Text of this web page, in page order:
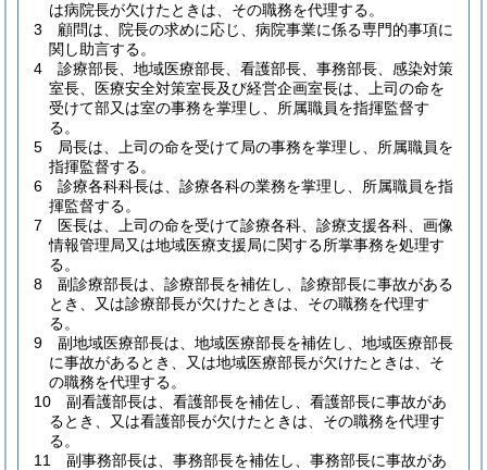
は病院長が欠けたときは、その職務を代理する。
3
顧問は、院長の求めに応じ、病院事業に係る専門的事項に
関し助言する。
4
診療部長、地域医療部長、看護部長、事務部長、感染対策
室長、医療安全対策室長及び経営企画室長は、上司の命を
受けて部又は室の事務を掌理し、所属職員を指揮監督す
る。
5
局長は、上司の命を受けて局の事務を掌理し、所属職員を
指揮監督する。
6
診療各科科長は、診療各科の業務を掌理し、所属職員を指
揮監督する。
7
医長は、上司の命を受けて診療各科、診療支援各科、画像
情報管理局又は地域医療支援局に関する所掌事務を処理す
る。
8
副診療部長は、診療部長を補佐し、診療部長に事故がある
とき、又は診療部長が欠けたときは、その職務を代理す
る。
9
副地域医療部長は、地域医療部長を補佐し、地域医療部長
に事故があるとき、又は地域医療部長が欠けたときは、そ
の職務を代理する。
10
副看護部長は、看護部長を補佐し、看護部長に事故があ
るとき、又は看護部長が欠けたときは、その職務を代理す
る。
11
副事務部長は、事務部長を補佐し、事務部長に事故があ